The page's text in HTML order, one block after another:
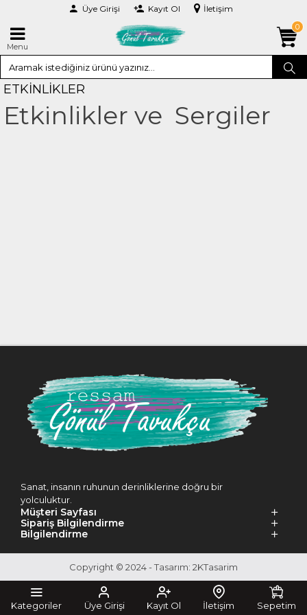
Üye Girişi Kayıt Ol İletişim
Menu
0
ETKINLIKLER
Etkinlikler ve Sergiler
Sanat, insanın ruhunun derinliklerine doğru bir
yolculuktur.
Müşteri Sayfası
Sipariş Bilgilendirme
Bilgilendirme
Copyright © 2024 - Tasarım: 2KTasarim
Kategoriler Üye Girişi Kayıt Ol İletişim Sepetim